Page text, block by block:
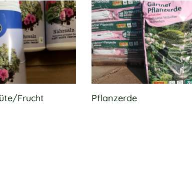
Frucht Pflanzerde